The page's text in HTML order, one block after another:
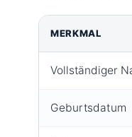
MERKMAL
Vollständiger
Geburtsdatum